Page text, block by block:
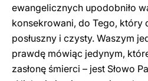
ewangelicznych upodobniło
konsekrowani, do Tego, który
posłuszny i czysty. Waszym
prawdę mówiąc jedynym,
zasłonę śmierci – jest Słowo